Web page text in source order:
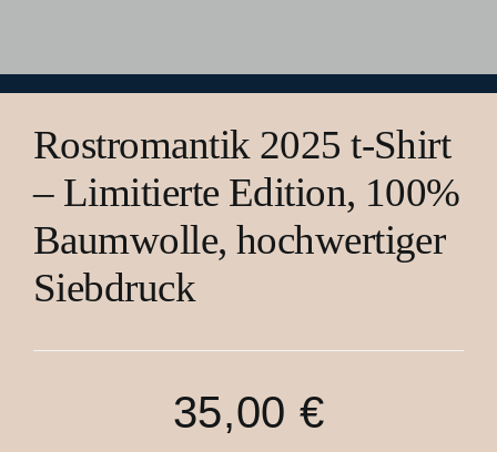
Rostromantik 2025 t-Shirt
– Limitierte Edition, 100%
Baumwolle, hochwertiger
Siebdruck
35,00 €